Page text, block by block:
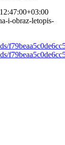
i-obraz-letopis-